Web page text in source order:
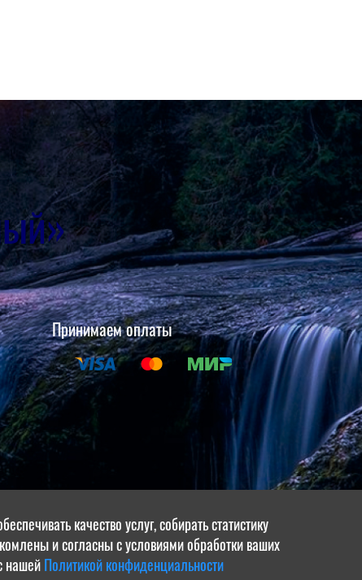
Принимаем оплаты
качество услуг, собирать статистику
и согласны с условиями обработки ваших
нашейПолитикой конфиденциальности